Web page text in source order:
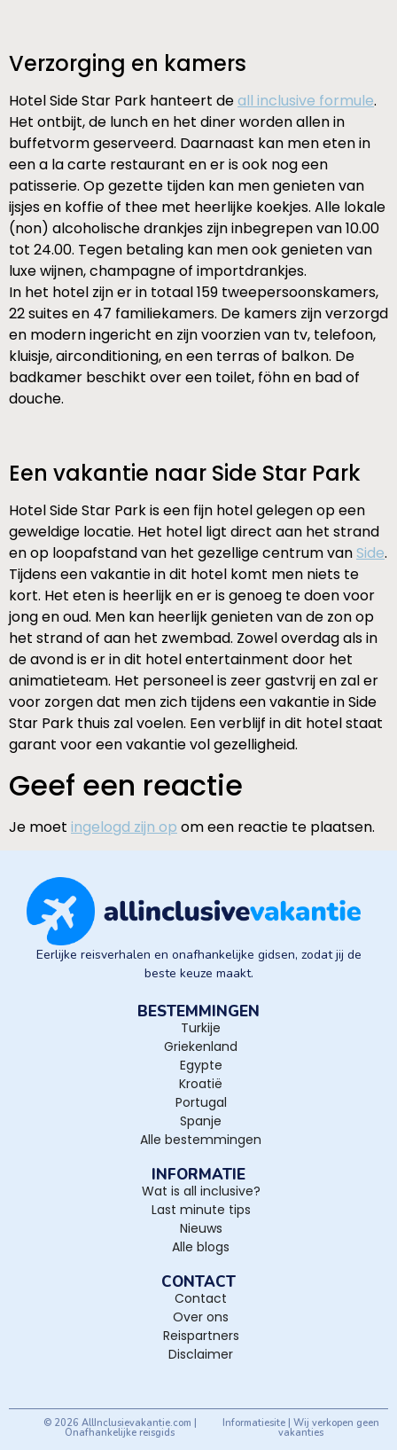
Verzorging en kamers
Hotel Side Star Park hanteert deall inclusive formule.
Het ontbijt, de lunch en het diner worden allen in
buffetvorm geserveerd. Daarnaast kan men eten in
een a la carte restaurant en er is ook nog een
patisserie. Op gezette tijden kan men genieten van
ijsjes en koffie of thee met heerlijke koekjes. Alle lokale
(non) alcoholische drankjes zijn inbegrepen van 10.00
tot 24.00. Tegen betaling kan men ook genieten van
luxe wijnen, champagne of importdrankjes.
In het hotel zijn er in totaal 159 tweepersoonskamers,
22 suites en 47 familiekamers. De kamers zijn verzorgd
en modern ingericht en zijn voorzien van tv, telefoon,
kluisje, airconditioning, en een terras of balkon. De
badkamer beschikt over een toilet, föhn en bad of
douche.
Een vakantie naar Side Star Park
Hotel Side Star Park is een fijn hotel gelegen op een
geweldige locatie. Het hotel ligt direct aan het strand
en op loopafstand van het gezellige centrum vanSide.
Tijdens een vakantie in dit hotel komt men niets te
kort. Het eten is heerlijk en er is genoeg te doen voor
jong en oud. Men kan heerlijk genieten van de zon op
het strand of aan het zwembad. Zowel overdag als in
de avond is er in dit hotel entertainment door het
animatieteam. Het personeel is zeer gastvrij en zal er
voor zorgen dat men zich tijdens een vakantie in Side
Star Park thuis zal voelen. Een verblijf in dit hotel staat
garant voor een vakantie vol gezelligheid.
Geef een reactie
Je moet ingelogd zijn op om een reactie te plaatsen.
Eerlijke reisverhalen en onafhankelijke gidsen, zodat jij de
beste keuze maakt.
BESTEMMINGEN
Turkije
Griekenland
Egypte
Kroatië
Portugal
Spanje
Alle bestemmingen
INFORMATIE
Wat is all inclusive?
Last minute tips
Nieuws
Alle blogs
CONTACT
Contact
Over ons
Reispartners
Disclaimer
© 2026 AllInclusievakantie.com |
Onafhankelijke reisgids
Informatiesite | Wij verkopen geen
vakanties